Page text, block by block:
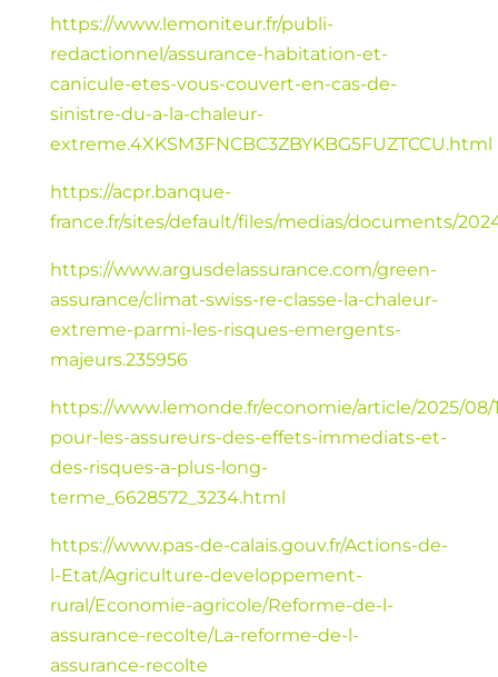
https://www.lemoniteur.fr/publi-
redactionnel/assurance-habitation-et-
canicule-etes-vous-couvert-en-cas-de-
sinistre-du-a-la-chaleur-
extreme.4XKSM3FNCBC3ZBYKBG5FUZTCCU.html
https://acpr.banque-
france.fr/sites/default/files/medias/documents/
https://www.argusdelassurance.com/green-
assurance/climat-swiss-re-classe-la-chaleur-
extreme-parmi-les-risques-emergents-
majeurs.235956
https://www.lemonde.fr/economie/article/2025/08/
pour-les-assureurs-des-effets-immediats-et-
des-risques-a-plus-long-
terme_6628572_3234.html
https://www.pas-de-calais.gouv.fr/Actions-de-
l-Etat/Agriculture-developpement-
rural/Economie-agricole/Reforme-de-l-
assurance-recolte/La-reforme-de-l-
assurance-recolte